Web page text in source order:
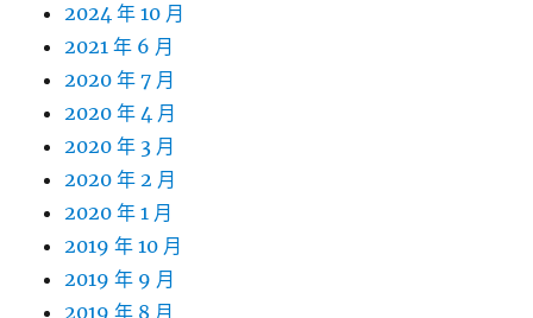
2024 年 10 月
2021 年 6 月
2020 年 7 月
2020 年 4 月
2020 年 3 月
2020 年 2 月
2020 年 1 月
2019 年 10 月
2019 年 9 月
2019 年 8 月